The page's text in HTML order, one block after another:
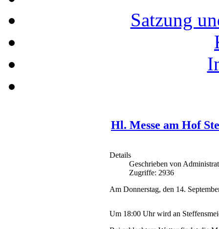
Satzung
Hl. Messe am Hof
Details
Geschrieben von
Zugriffe: 2936
Am Donnerstag, den 14.
Um 18:00 Uhr wird an